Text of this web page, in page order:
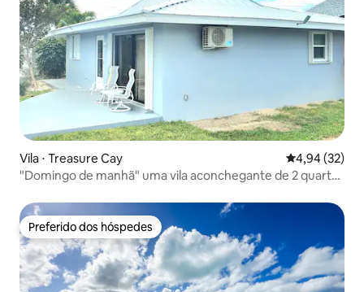
Vila ⋅ Treasure Cay 4,94 de uma
4,94 (32)
"Domingo de manhã" uma vila aconchegante de 2 quartos
Preferido dos hóspedes
Preferido dos hóspedes